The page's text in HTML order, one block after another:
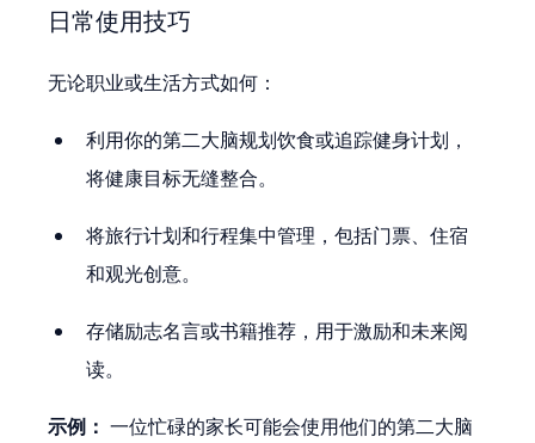
日常使用技巧
无论职业或生活方式如何：
利用你的第二大脑规划饮食或追踪健身计划，
将健康目标无缝整合。
将旅行计划和行程集中管理，包括门票、住宿
和观光创意。
存储励志名言或书籍推荐，用于激励和未来阅
读。
示例： 一位忙碌的家长可能会使用他们的第二大脑